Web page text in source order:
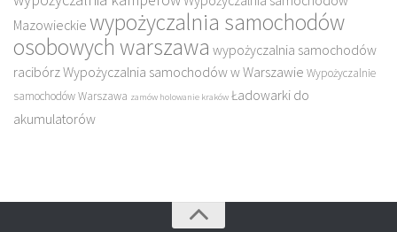
Mazowieckie wypożyczalnia samochodów
osobowych warszawa wypożyczalnia samochodów
racibórzWypożyczalnia samochodów w Warszawie Wypożyczalnie
samochodów Warszawa zamów holowanie kraków Ładowarki do
akumulatorów